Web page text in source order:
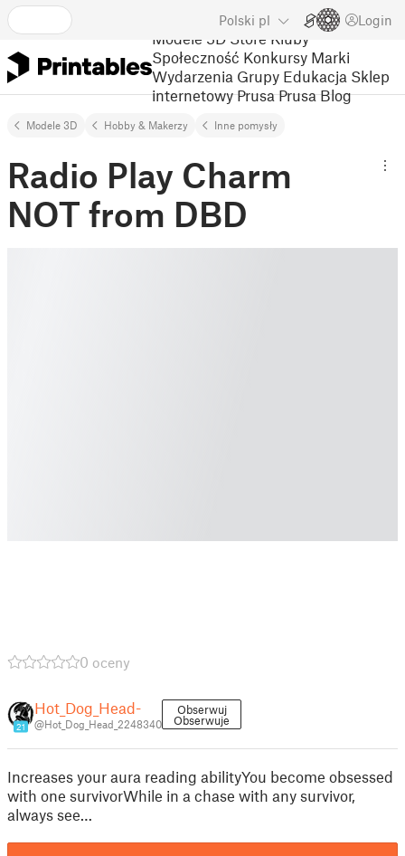
Polski pl Login
Modele 3D Store Kluby
Społeczność Konkursy Marki
Wydarzenia Grupy Edukacja Sklep
internetowy Prusa Prusa Blog
Modele 3D Hobby & Makerzy Inne pomysły
Radio Play Charm
NOT from DBD
0 oceny
21
Hot_Dog_Head-
@Hot_Dog_Head_2248340
Obserwuj
Obserwuje
Increases your aura reading abilityYou become obsessed
with one survivorWhile in a chase with any survivor,
always see…